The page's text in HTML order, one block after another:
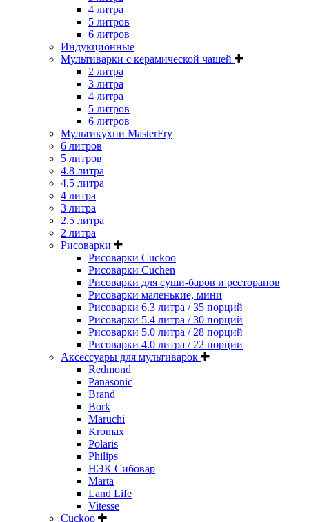
4 литра
5 литров
6 литров
Индукционные
Мультиварки с керамической чашей
2 литра
3 литра
4 литра
5 литров
6 литров
Мультикухни MasterFry
6 литров
5 литров
4.8 литра
4.5 литра
4 литра
3 литра
2.5 литра
2 литра
Рисоварки
Рисоварки Cuckoo
Рисоварки Cuchen
Рисоварки для суши-баров и ресторанов
Рисоварки маленькие, мини
Рисоварки 6.3 литра / 35 порций
Рисоварки 5.4 литра / 30 порций
Рисоварки 5.0 литра / 28 порций
Рисоварки 4.0 литра / 22 порции
Аксессуары для мультиварок
Redmond
Panasonic
Brand
Bork
Maruchi
Kromax
Polaris
Philips
НЭК Сибовар
Marta
Land Life
Vitesse
Cuckoo